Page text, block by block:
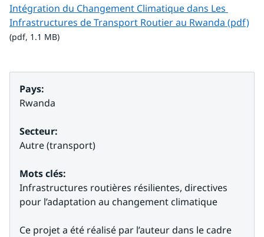
Intégration du Changement Climatique dans Les
Infrastructures de Transport Routier au Rwanda (pdf)
(pdf, 1.1 MB)
Pays:
Rwanda
Secteur:
Autre (transport)
Mots clés:
Infrastructures routières résilientes, directives
pour l’adaptation au changement climatique
Ce projet a été réalisé par l’auteur dans le cadre